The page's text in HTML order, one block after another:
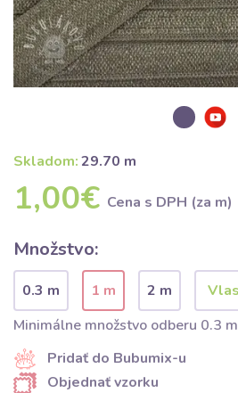
Skladom:29.70 m
1,00€ Cena s DPH (za m)
Množstvo:
0.3 m 1 m
2 m
Minimálne množstvo odberu 0.3 m
Pridať do Bubumix-u
Objednať vzorku